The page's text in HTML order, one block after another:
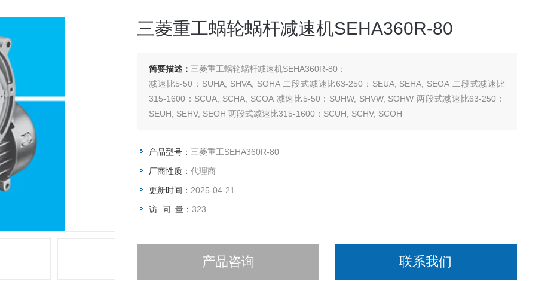
三菱重工蜗轮蜗杆减速机SEHA360R-80
简要描述： 三菱重工蜗轮蜗杆减速机SEHA360R-80：
减速比5-50：SUHA, SHVA, SOHA 二段式减速比63-250：SEUA, SEHA, SEOA 二段式减速比
315-1600：SCUA, SCHA, SCOA 减速比5-50：SUHW, SHVW, SOHW 两段式减速比63-250：
SEUH, SEHV, SEOH 两段式减速比315-1600：SCUH, SCHV, SCOH
产品型号： 三菱重工SEHA360R-80
厂商性质： 代理商
更新时间： 2025-04-21
访 问 量： 323
产品咨询 联系我们